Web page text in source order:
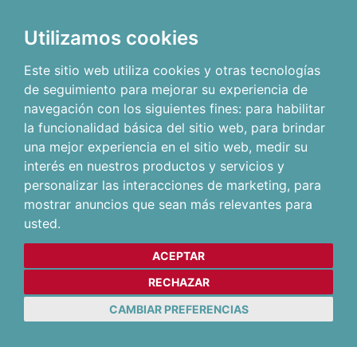
Utilizamos cookies
Este sitio web utiliza cookies y otras tecnologías
de seguimiento para mejorar su experiencia de
navegación con los siguientes fines: para habilitar
la funcionalidad básica del sitio web, para brindar
una mejor experiencia en el sitio web, medir su
interés en nuestros productos y servicios y
personalizar las interacciones de marketing, para
mostrar anuncios que sean más relevantes para
usted.
ACEPTAR
RECHAZAR
CAMBIAR PREFERENCIAS